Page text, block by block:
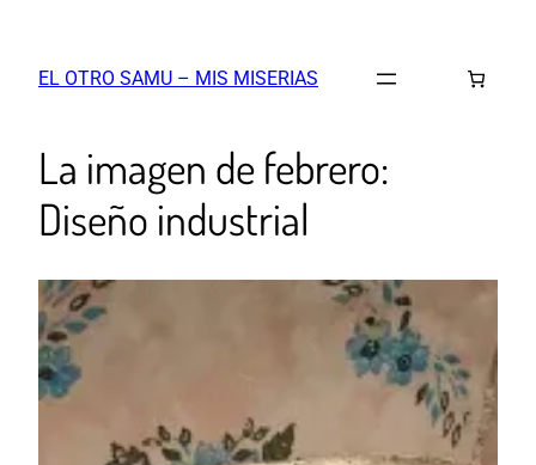
EL OTRO SAMU – MIS MISERIAS
La imagen de febrero:
Diseño industrial